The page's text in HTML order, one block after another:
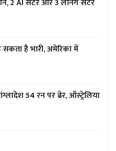
है भारी, अमेरिका में
54 रन पर ढेर, ऑस्ट्रेलिया